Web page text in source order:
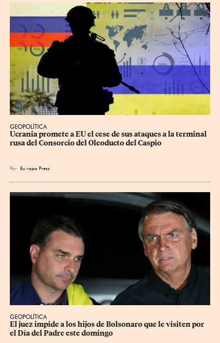
GEOPOLÍTICA
Ucrania promete a EU el cese de sus ataques a la terminal
rusa del Consorcio del Oleoducto del Caspio
Por Eu ropa Press
GEOPOLÍTICA
El juez impide a los hijos de Bolsonaro que le visiten por
el Día del Padre este domingo